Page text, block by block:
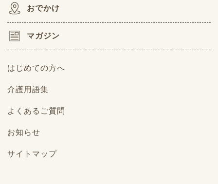
おでかけ
マガジン
はじめての方へ
介護用語集
よくあるご質問
お知らせ
サイトマップ